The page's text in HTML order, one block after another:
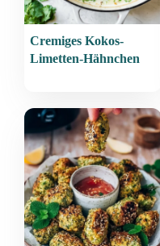
Cremiges Kokos-
Limetten-Hähnchen